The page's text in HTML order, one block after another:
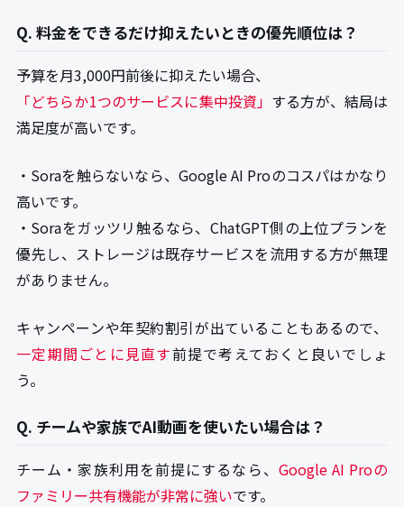
Q. 料金をできるだけ抑えたいときの優先順位は？
予算を月3,000円前後に抑えたい場合、
「どちらか1つのサービスに集中投資」 する方が、結局は
満足度が高いです。
・Soraを触らないなら、Google AI Proのコスパはかなり
高いです。
・Soraをガッツリ触るなら、ChatGPT側の上位プランを
優先し、ストレージは既存サービスを流用する方が無理
がありません。
キャンペーンや年契約割引が出ていることもあるので、
一定期間ごとに見直す前提で考えておくと良いでしょ
う。
Q. チームや家族でAI動画を使いたい場合は？
チーム・家族利用を前提にするなら、 Google AI Proの
ファミリー共有機能が非常に強いです。